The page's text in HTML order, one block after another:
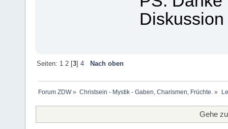
Diskussion
Seiten: 1 2[3] 4 Nach oben
Forum ZDW» Christsein - Mystik - Gaben, Charismen, Früchte. »
Gehe